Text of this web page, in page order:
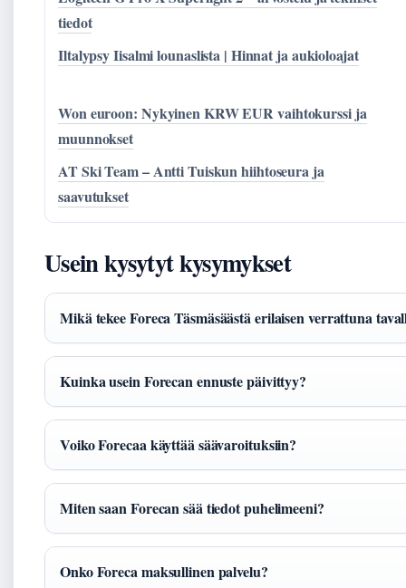
tiedot
Iltalypsy Iisalmi lounaslista | Hinnat ja aukioloajat
Won euroon: Nykyinen KRW EUR vaihtokurssi ja
muunnokset
AT Ski Team – Antti Tuiskun hiihtoseura ja
saavutukset
Usein kysytyt kysymykset
Mikä tekee Foreca Täsmäsäästä erilaisen verrattuna
Kuinka usein Forecan ennuste päivittyy?
Voiko Forecaa käyttää säävaroituksiin?
Miten saan Forecan sää tiedot puhelimeeni?
Onko Foreca maksullinen palvelu?